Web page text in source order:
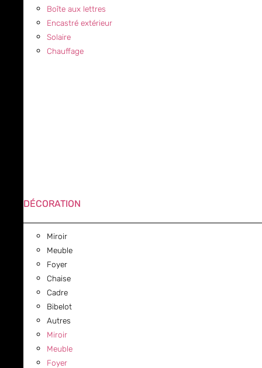
Boîte aux lettres
Encastré extérieur
Solaire
Chauffage
DÉCORATION
Miroir
Meuble
Foyer
Chaise
Cadre
Bibelot
Autres
Miroir
Meuble
Foyer